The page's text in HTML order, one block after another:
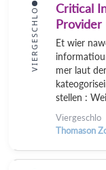
VIERGESCHLO
Critical
Et wier
mer laut
stellen :
Viergeschlo
Thomason